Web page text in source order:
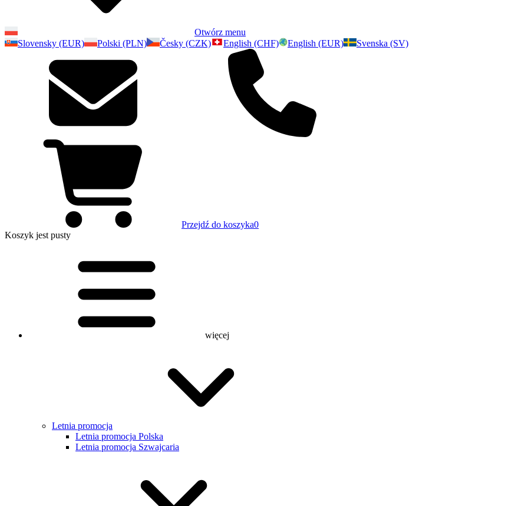
Otwórz menu
Slovensky (EUR)
Polski (PLN) Česky (CZK) English (CHF) English (EUR) Svenska (SV)
Przejdź do koszyka0
Koszyk jest pusty
więcej
Letnia promocja
Letnia promocja Polska
Letnia promocja Szwajcaria